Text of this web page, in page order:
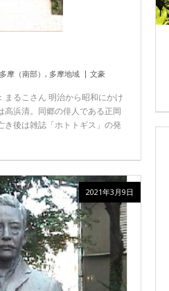
摩（南部） , 多摩地域 文豪
るこさん 明治から昭和にかけ
浜清。同郷の俳人である正岡
後は雑誌「ホトトギス」の発
2021年3月9日